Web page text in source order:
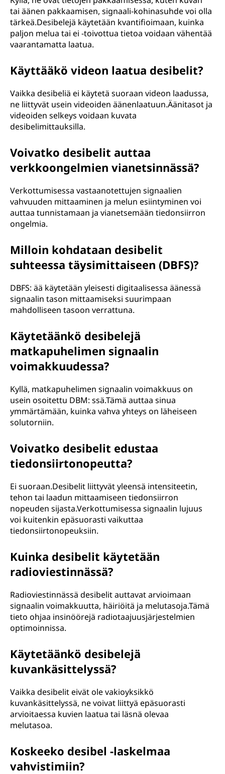
tai äänen pakkaamisen, signaali-kohinasuhde voi olla
tärkeä.Desibelejä käytetään kvantifioimaan, kuinka
paljon melua tai ei -toivottua tietoa voidaan vähentää
vaarantamatta laatua.
Käyttääkö videon laatua desibelit?
Vaikka desibeliä ei käytetä suoraan videon laadussa,
ne liittyvät usein videoiden äänenlaatuun.Äänitasot ja
videoiden selkeys voidaan kuvata
desibelimittauksilla.
Voivatko desibelit auttaa
verkkoongelmien vianetsinnässä?
Verkottumisessa vastaanotettujen signaalien
vahvuuden mittaaminen ja melun esiintyminen voi
auttaa tunnistamaan ja vianetsemään tiedonsiirron
ongelmia.
Milloin kohdataan desibelit
suhteessa täysimittaiseen (DBFS)?
DBFS: ää käytetään yleisesti digitaalisessa äänessä
signaalin tason mittaamiseksi suurimpaan
mahdolliseen tasoon verrattuna.
Käytetäänkö desibelejä
matkapuhelimen signaalin
voimakkuudessa?
Kyllä, matkapuhelimen signaalin voimakkuus on
usein osoitettu DBM: ssä.Tämä auttaa sinua
ymmärtämään, kuinka vahva yhteys on läheiseen
solutorniin.
Voivatko desibelit edustaa
tiedonsiirtonopeutta?
Ei suoraan.Desibelit liittyvät yleensä intensiteetin,
tehon tai laadun mittaamiseen tiedonsiirron
nopeuden sijasta.Verkottumisessa signaalin lujuus
voi kuitenkin epäsuorasti vaikuttaa
tiedonsiirtonopeuksiin.
Kuinka desibelit käytetään
radioviestinnässä?
Radioviestinnässä desibelit auttavat arvioimaan
signaalin voimakkuutta, häiriöitä ja melutasoja.Tämä
tieto ohjaa insinöörejä radiotaajuusjärjestelmien
optimoinnissa.
Käytetäänkö desibelejä
kuvankäsittelyssä?
Vaikka desibelit eivät ole vakioyksikkö
kuvankäsittelyssä, ne voivat liittyä epäsuorasti
arvioitaessa kuvien laatua tai läsnä olevaa
melutasoa.
Koskeeko desibel -laskelmaa
vahvistimiin?